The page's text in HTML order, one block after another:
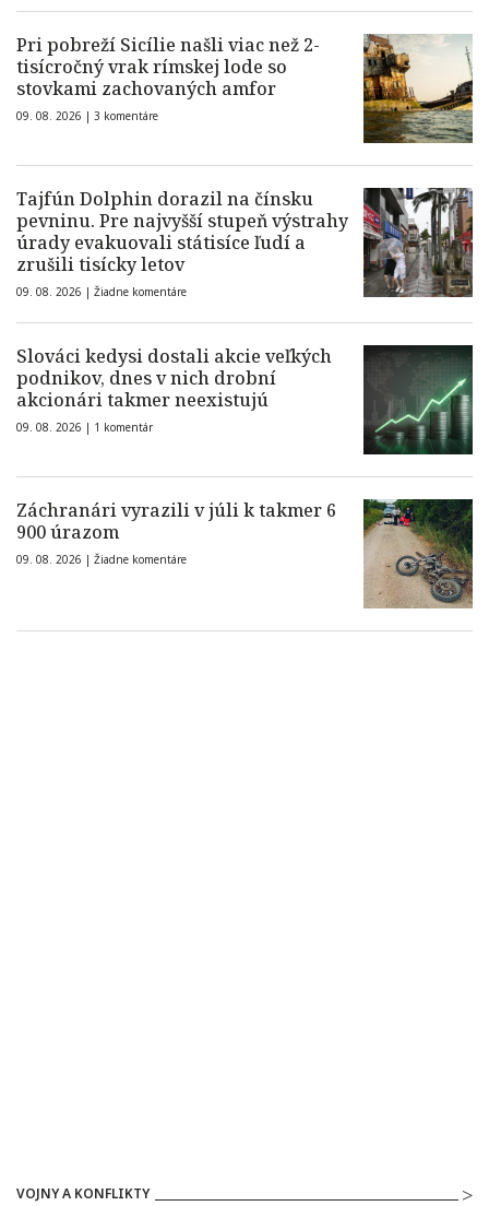
Pri pobreží Sicílie našli viac než 2-
tisícročný vrak rímskej lode so
stovkami zachovaných amfor
09. 08. 2026 | 3 komentáre
Tajfún Dolphin dorazil na čínsku
pevninu. Pre najvyšší stupeň výstrahy
úrady evakuovali státisíce ľudí a
zrušili tisícky letov
09. 08. 2026 | Žiadne komentáre
Slováci kedysi dostali akcie veľkých
podnikov, dnes v nich drobní
akcionári takmer neexistujú
09. 08. 2026 | 1 komentár
Záchranári vyrazili v júli k takmer 6
900 úrazom
09. 08. 2026 | Žiadne komentáre
VOJNY A KONFLIKTY